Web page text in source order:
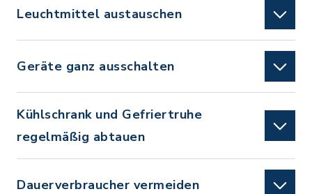
Leuchtmittel austauschen
Geräte ganz ausschalten
Kühlschrank und Gefriertruhe
regelmäßig abtauen
Dauerverbraucher vermeiden